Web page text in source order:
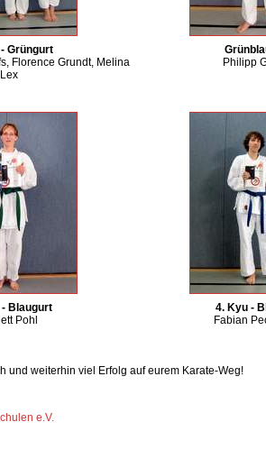
Grüngurt
Florence Grundt, Melina
Lex
Philipp
Blaugurt
Pohl
4. Kyu -
Fabian
und weiterhin viel Erfolg auf eurem Karate-Weg!
e.V.